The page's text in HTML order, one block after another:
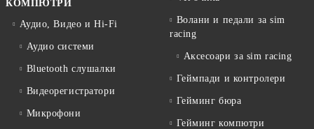
КОМПЮТРИ
Аудио, Видео и Hi-Fi
Аудио системи
Bluetooth слушалки
Видеорегистратори
Микрофони
Волани и педали за sim
racing
Аксесоари за sim racing
Геймпади и контролери
Гейминг бюра
Гейминг компютри